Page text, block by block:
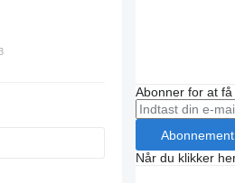
Abonner for at
Abonnement
Når du klikker